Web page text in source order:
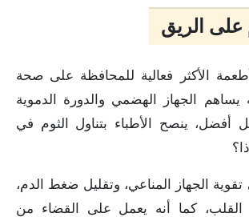
على الريق
الأكثر فعالية للمحافظة على صحة
الجهاز الهضمي والدورة الدموية
ينصح الأطباء بتناول الثوم في
الجهاز المناعي، وتقليل ضغط الدم،
القلب، كما أنه يعمل على القضاء من